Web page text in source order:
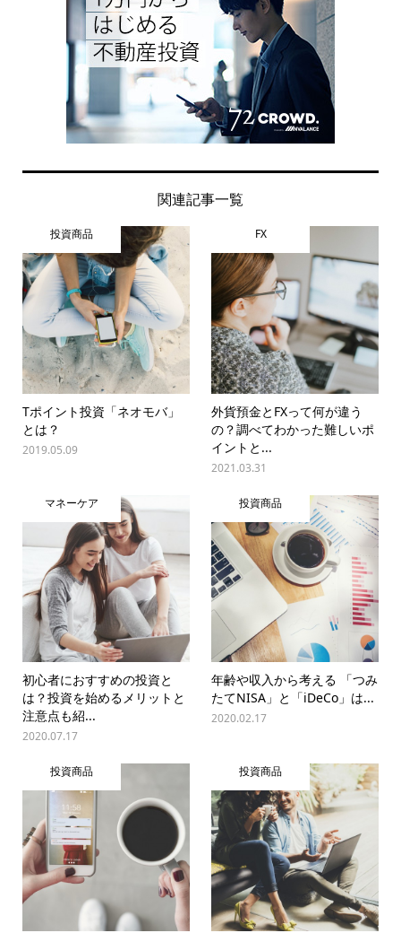
関連記事一覧
投資商品
Tポイント投資「ネオモバ」
とは？
2019.05.09
FX
外貨預金とFXって何が違う
の？調べてわかった難しいポ
イントと...
2021.03.31
マネーケア
初心者におすすめの投資と
は？投資を始めるメリットと
注意点も紹...
2020.07.17
投資商品
年齢や収入から考える 「つみ
たてNISA」と「iDeCo」は...
2020.02.17
投資商品 投資商品